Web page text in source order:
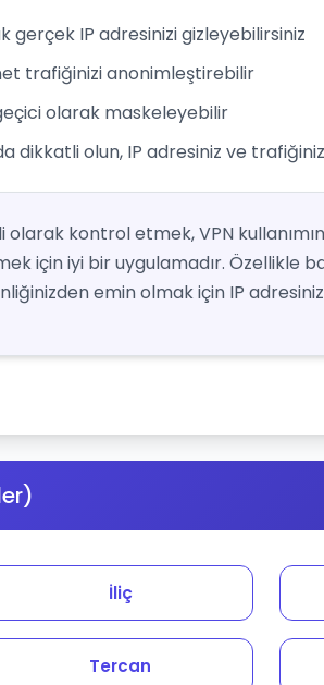
gerçek IP adresinizi gizleyebilirsiniz
trafiğinizi anonimleştirebilir
olarak maskeleyebilir
dikkatli olun, IP adresiniz ve
kontrol etmek, VPN
için iyi bir uygulamadır. Özellikle
emin olmak için IP
İliç
Tercan